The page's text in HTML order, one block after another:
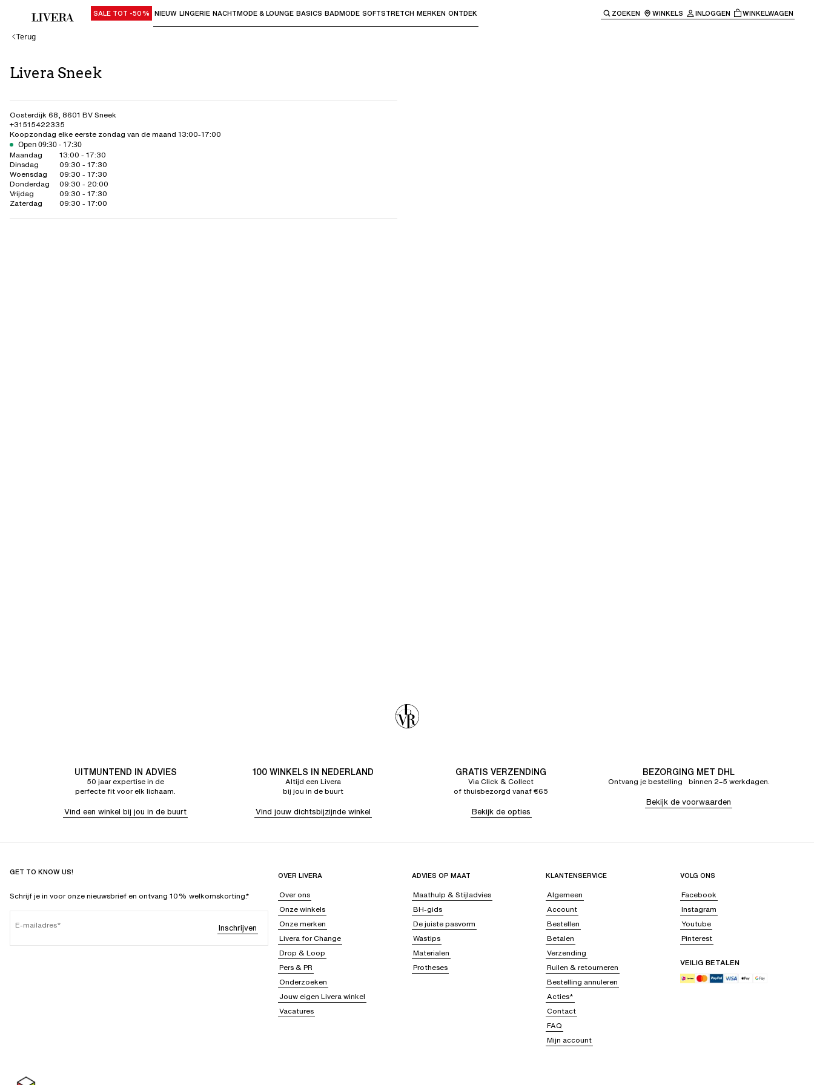
Gebruik "Pijl omlaag" of "Enter" om submenu's te openen en "Pijl omhoog" of "Escape" om terug te keren naar de hoofdnavigatie.
SALE TOT -50% NIEUW LINGERIE NACHTMODE & LOUNGE BASICS BADMODE SOFTSTRETCH MERKEN ONTDEK ZOEKEN WINKELS INLOGGEN WINKELWAGEN
Terug
Livera Sneek
Oosterdijk 68, 8601 BVSneek
+31515422335
Koopzondag elke eerste zondag van de maand 13:00-17:00
Open 09:30 - 17:30
Maandag
13:00 - 17:30
Dinsdag
09:30 - 17:30
Woensdag
09:30 - 17:30
Donderdag
09:30 - 20:00
Vrijdag
09:30 - 17:30
Zaterdag
09:30 - 17:00
UITMUNTEND IN ADVIES
50 jaar expertise in de
perfecte fit voor elk lichaam.
Vind een winkel bij jou in de buurt
100 WINKELS IN NEDERLAND
Altijd een Livera
bij jou in de buurt
Vind jouw dichtsbijzijnde winkel
GRATIS VERZENDING
Via Click & Collect
of thuisbezorgd vanaf €65
Bekijk de opties
BEZORGING MET DHL
Ontvang je bestelling binnen 2–5 werkdagen.
Bekijk de voorwaarden
GET TO KNOW US!
Schrijf je in voor onze nieuwsbrief en ontvang 10% welkomskorting.*
E-mailadres Inschrijven
OVER LIVERA
Over ons
Onze winkels
Onze merken
Livera for Change
Drop & Loop
Pers & PR
Onderzoeken
Jouw eigen Livera winkel
Vacatures
ADVIES OP MAAT
Maathulp & Stijladvies
BH-gids
De juiste pasvorm
Wastips
Materialen
Protheses
KLANTENSERVICE
Algemeen
Account
Bestellen
Betalen
Verzending
Ruilen & retourneren
Bestelling annuleren
Acties*
Contact
FAQ
Mijn account
VOLG ONS
Facebook
Instagram
Youtube
Pinterest
VEILIG BETALEN